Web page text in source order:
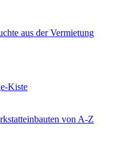
aus der Vermietung
Kiste
von A-Z